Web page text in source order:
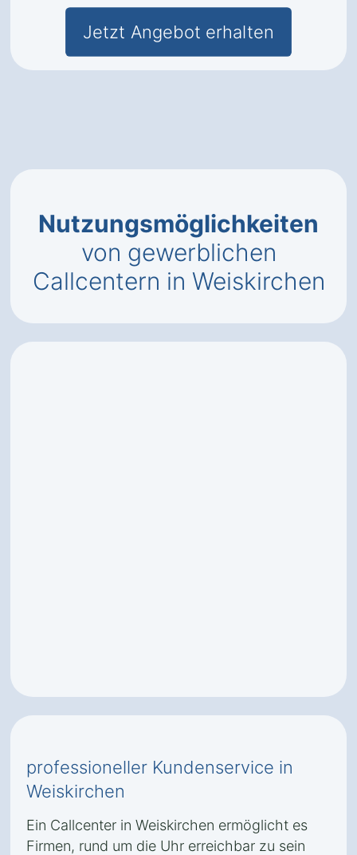
Jetzt Angebot erhalten
Nutzungsmöglichkeiten
von gewerblichen
Callcentern in Weiskirchen
professioneller Kundenservice in
Weiskirchen
Ein Callcenter in Weiskirchen ermöglicht es
Firmen, rund um die Uhr erreichbar zu sein